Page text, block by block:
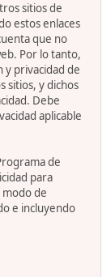
sitios de
estos enlaces
que no
Por lo tanto,
y privacidad de
sitios, y dichos
Debe
aplicable
de
para
de
e incluyendo